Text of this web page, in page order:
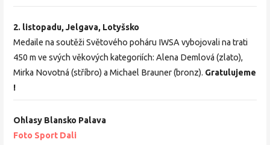
2. listopadu, Jelgava, Lotyšsko
Medaile na soutěži Světového poháru IWSA vybojovali na trati
450 m ve svých věkových kategoriích: Alena Demlová (zlato),
Mirka Novotná (stříbro) a Michael Brauner (bronz). Gratulujeme
!
Ohlasy Blansko Palava
Foto Sport Dali